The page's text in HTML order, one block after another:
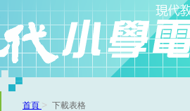
首頁 > 下載表格